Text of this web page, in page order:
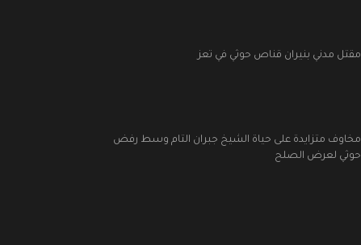
مقتل مدني بنيران قناص حوثي في تعز
مخاوف متزايدة على حياة الشيخ جبران التام وسط رفض
حوثي لعرض الصلح